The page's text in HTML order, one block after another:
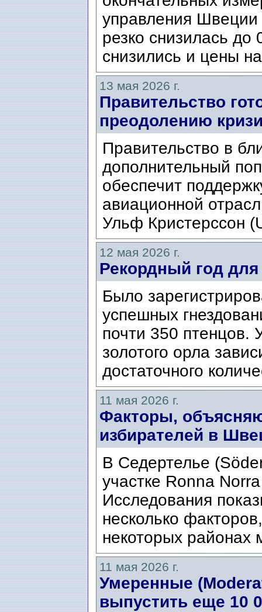
управления
резко снизилась
снизились и цены
13 мая 2026 г.
Правительство
преодолению
Правительство в
дополнительный
обеспечит
авиационной
Ульф Кристерссон
12 мая 2026 г.
Рекордный год для
Было
успешных
почти 350 птенцов.
золотого орла
достаточного
11 мая 2026 г.
Факторы,
избирателей в
В Седертелье
участке Ronna
Исследования
несколько
некоторых
11 мая 2026 г.
Умеренные
выпустить еще 10